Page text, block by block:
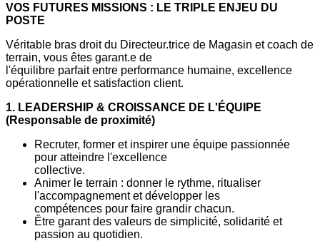
VOS FUTURES MISSIONS : LE TRIPLE ENJEU DU
POSTE
Véritable bras droit du Directeur.trice de Magasin et coach de
terrain, vous êtes garant.e de
l'équilibre parfait entre performance humaine, excellence
opérationnelle et satisfaction client.
1. LEADERSHIP & CROISSANCE DE L'ÉQUIPE
(Responsable de proximité)
Recruter, former et inspirer une équipe passionnée
pour atteindre l'excellence
collective.
Animer le terrain : donner le rythme, ritualiser
l'accompagnement et développer les
compétences pour faire grandir chacun.
Être garant des valeurs de simplicité, solidarité et
passion au quotidien.